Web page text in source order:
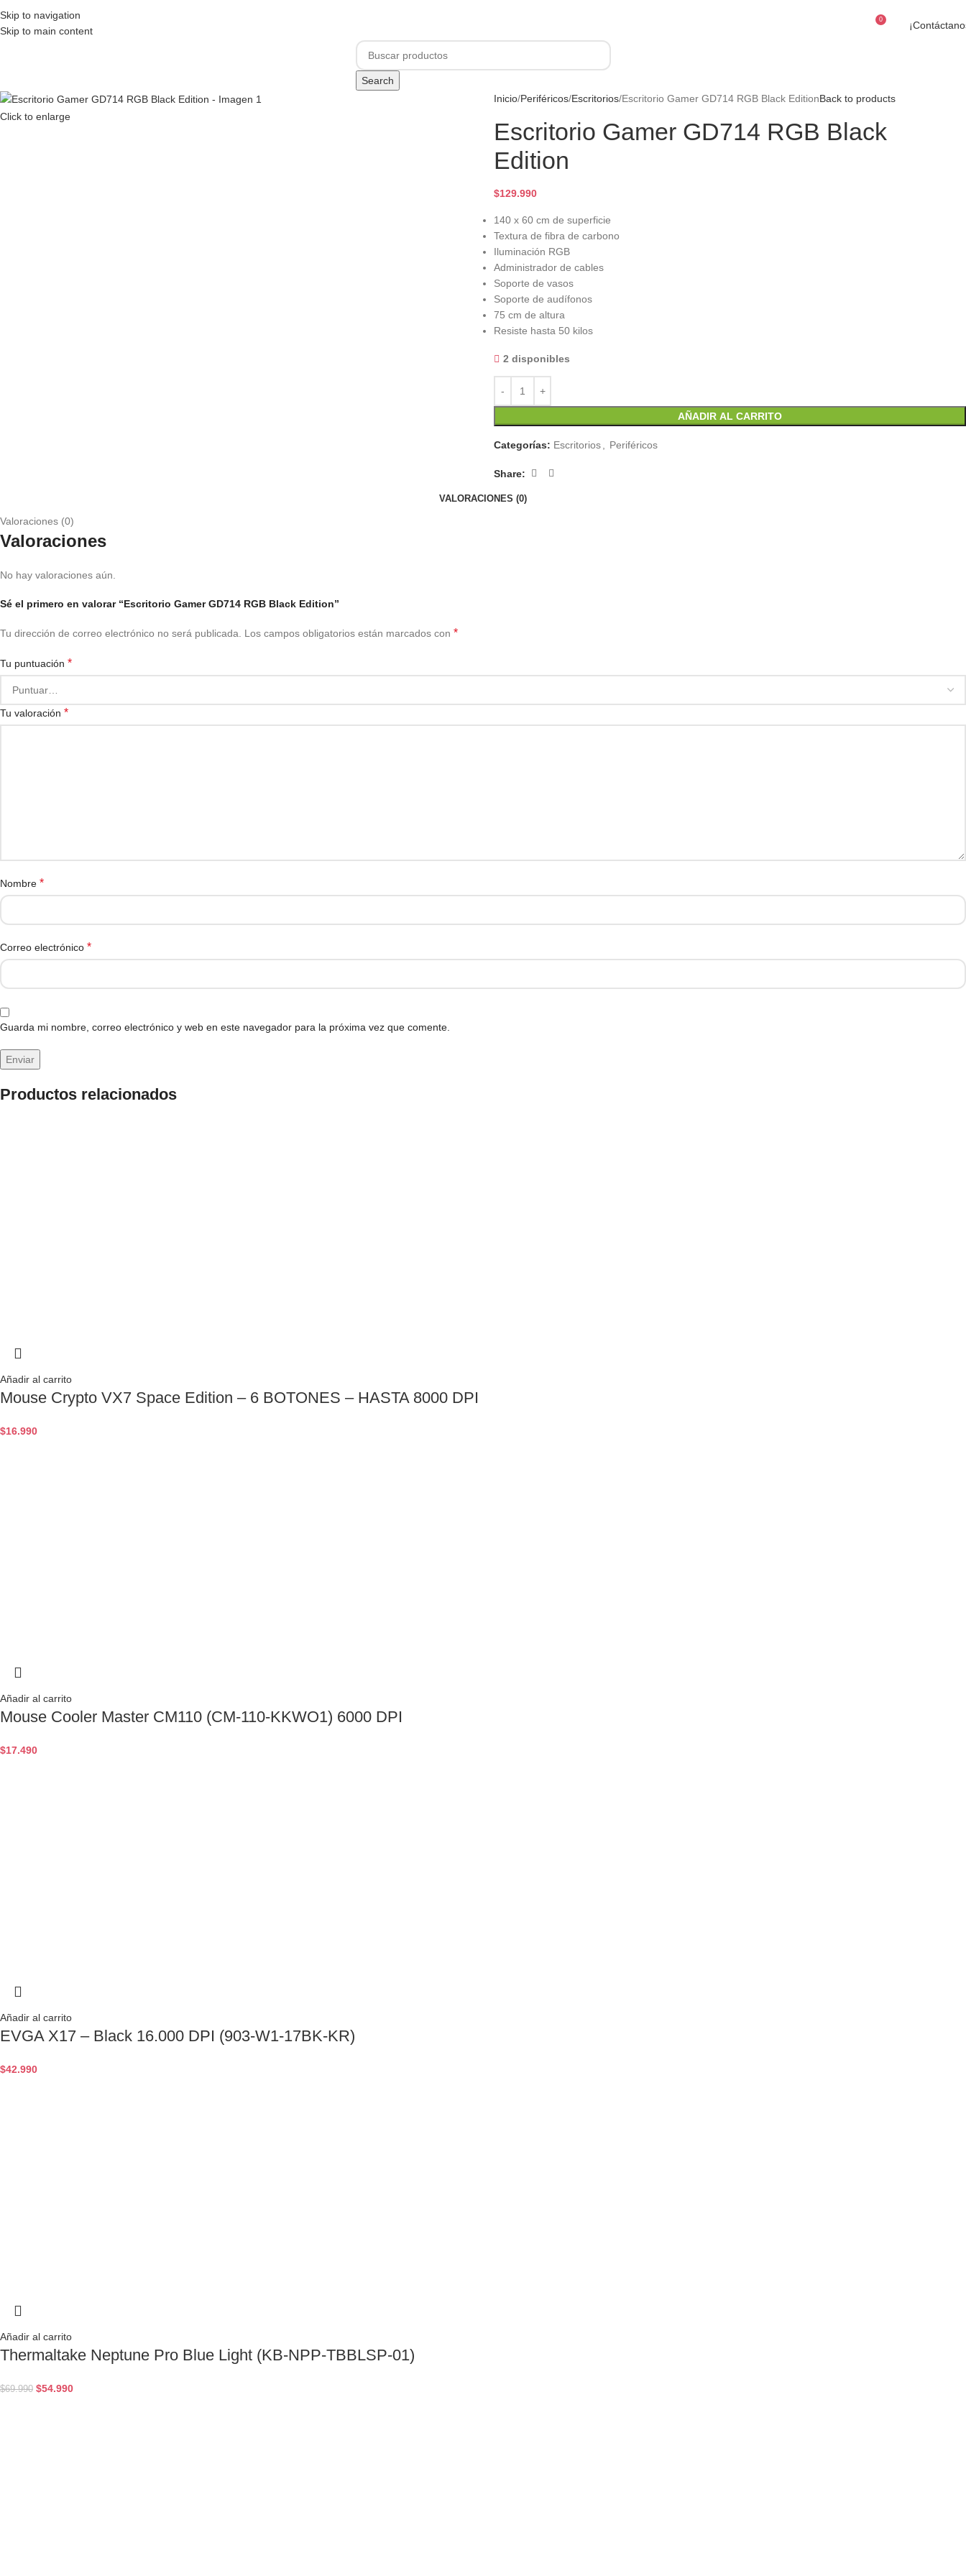
Skip to navigation
Skip to main content
0
Search
Click to enlarge
Inicio Periféricos Escritorios Escritorio Gamer GD714 RGB Black EditionBack to products
Escritorio Gamer GD714 RGB Black
Edition
$129.990
140 x 60 cm de superficie
Textura de fibra de carbono
Iluminación RGB
Administrador de cables
Soporte de vasos
Soporte de audífonos
75 cm de altura
Resiste hasta 50 kilos
2 disponibles
AÑADIR AL CARRITO
Categorías: Escritorios Periféricos
Share:
VALORACIONES (0)
Valoraciones (0)
Valoraciones
No hay valoraciones aún.
Sé el primero en valorar “Escritorio Gamer GD714 RGB Black Edition”
Tu dirección de correo electrónico no será publicada. Los campos obligatorios están marcados con *
Tu puntuación *
Tu valoración *
Nombre *
Correo electrónico *
Guarda mi nombre, correo electrónico y web en este navegador para la próxima vez que comente.
Productos relacionados
Añadir al carrito
Mouse Crypto VX7 Space Edition – 6 BOTONES – HASTA 8000 DPI
$16.990
Añadir al carrito
Mouse Cooler Master CM110 (CM-110-KKWO1) 6000 DPI
$17.490
Añadir al carrito
EVGA X17 – Black 16.000 DPI (903-W1-17BK-KR)
$42.990
Añadir al carrito
Thermaltake Neptune Pro Blue Light (KB-NPP-TBBLSP-01)
$69.990 $54.990